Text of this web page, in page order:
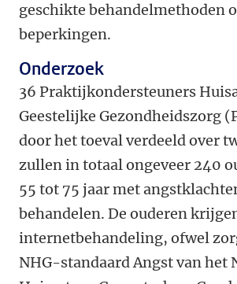
geschikte behandelmethoden
beperkingen.
Onderzoek
36 Praktijkondersteuners
Geestelijke Gezondheidszorg
door het toeval verdeeld over
zullen in totaal ongeveer 240
55 tot 75 jaar met
behandelen. De ouderen
internetbehandeling, ofwel
NHG-standaard Angst van het